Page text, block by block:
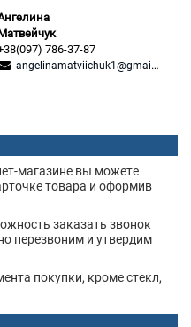
786-37-87
angelinamatviichuk1@gmail.com
магазине вы можете
товара и оформив
заказать звонок
перезвоним и утвердим
покупки, кроме стекл,